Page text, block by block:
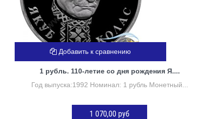
1 рубль. 110-летие со дня рождения Я....
Год выпуска:1992 Номинал: 1 рубль Монетный...
1 070,00 руб
Добавить к сравнению